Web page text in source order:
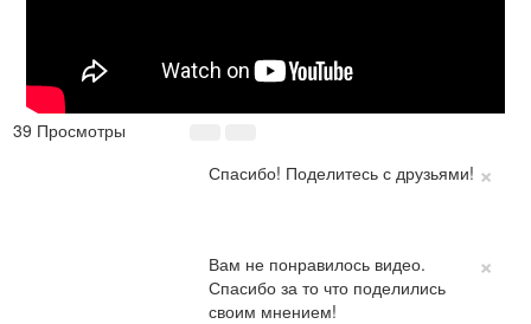
39 Просмотры
×
Спасибо! Поделитесь с друзьями!
×
Вам не понравилось видео.
Спасибо за то что поделились
своим мнением!